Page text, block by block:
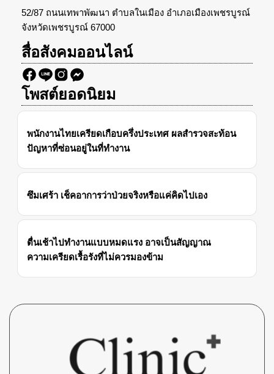
52/87 ถนนเทพาพัฒนา ตำบลในเมือง อำเภอเมืองเพชรบูรณ์
จังหวัดเพชรบูรณ์ 67000
สื่อสังคมออนไลน์
โพสต์ยอดนิยม
พนักงานไทยเครียดเกือบครึ่งประเทศ ผลสำรวจสะท้อน
ปัญหาที่ซ่อนอยู่ในที่ทำงาน
ซึมเศร้า เช็คอาการว่าป่วยจริงหรือแค่คิดไปเอง
ตื่นเช้าไปทำงานแบบหมดแรง อาจเป็นสัญญาณ
ความเครียดเรื้อรังที่ไม่ควรมองข้าม